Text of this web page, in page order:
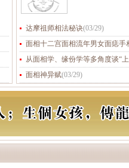
达摩祖师相法秘诀(03/29)
面相十二宫面相流年男女面痣手
从面相学、缘份学等多角度谈“
面相神异赋(03/29)